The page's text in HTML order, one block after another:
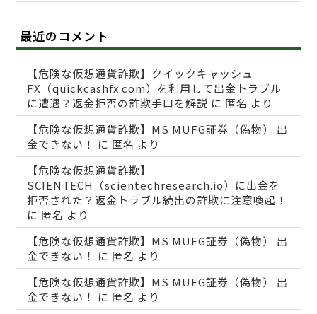
最近のコメント
【危険な仮想通貨詐欺】クイックキャッシュ
FX（quickcashfx.com）を利用して出金トラブル
に遭遇？返金拒否の詐欺手口を解説 に 匿名 より
【危険な仮想通貨詐欺】MS MUFG証券（偽物） 出
金できない！
に 匿名 より
【危険な仮想通貨詐欺】
SCIENTECH（scientechresearch.io）に出金を
拒否された？返金トラブル続出の詐欺に注意喚起！
に 匿名 より
【危険な仮想通貨詐欺】MS MUFG証券（偽物） 出
金できない！
に 匿名 より
【危険な仮想通貨詐欺】MS MUFG証券（偽物） 出
金できない！
に 匿名 より